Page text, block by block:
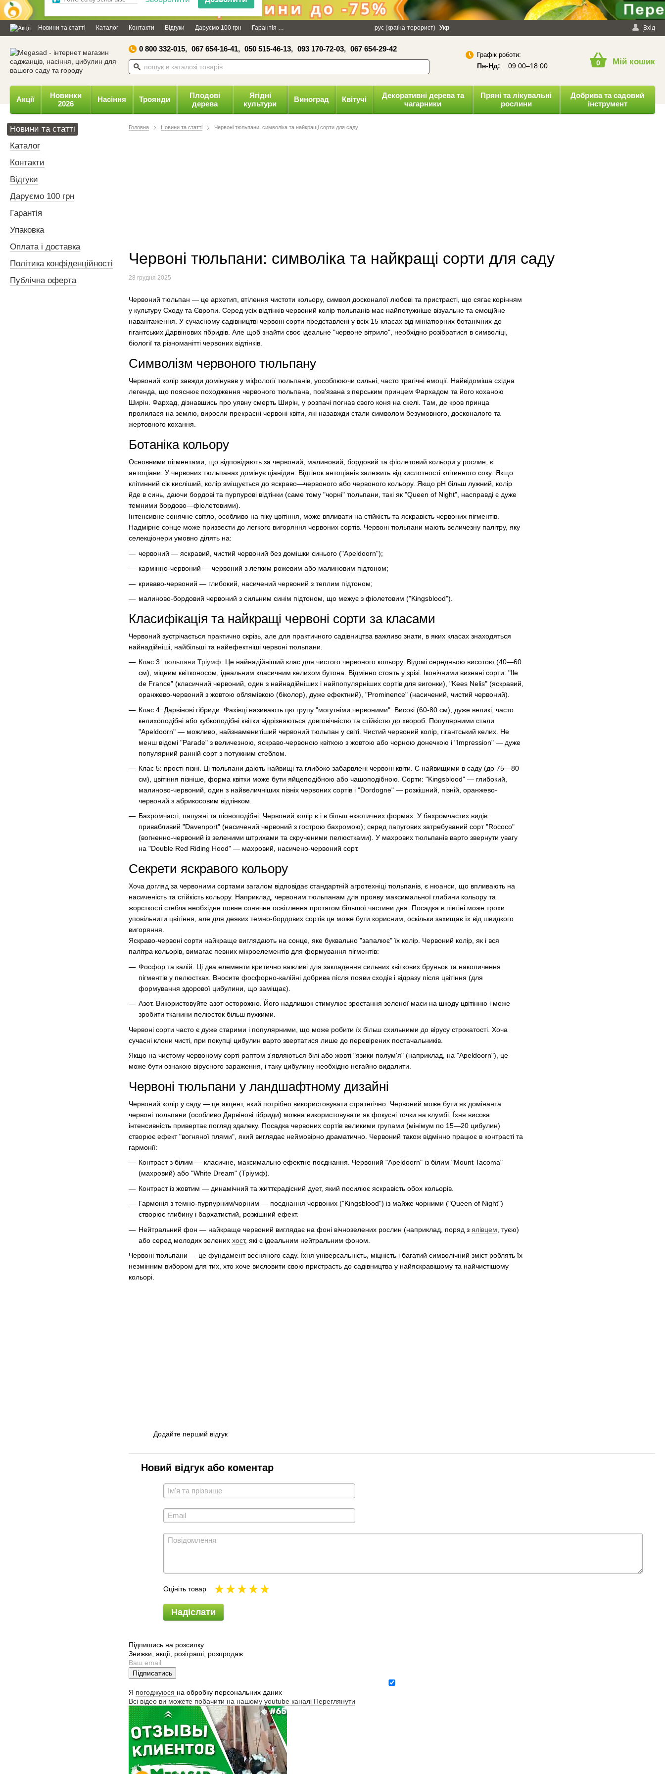
відправляти вам сповіщення на
робочий стіл.
Powered by SendPulse Заборонити Дозволити
×
Новини та статті Каталог Контакти Відгуки Даруємо 100 грн Гарантія Політика конфіденційності Вхід
рус (країна-терорист) Укр
0 800 332-015, 067 654-16-41, 050 515-46-13, 093 170-72-03, 067 654-29-42
Графік роботи:
Пн-Нд: 09:00–18:00 0 Мій кошик
Акції
Новинки
2026
Насіння Троянди
Плодові
дерева
Ягідні
культури
Виноград Квітучі
Декоративні дерева та
чагарники
Пряні та лікувальні
рослини
Добрива та садовий
інструмент
Головна Новини та статті Червоні тюльпани: символіка та найкращі сорти для саду
Червоні тюльпани: символіка та найкращі сорти для саду
28 грудня 2025
Червоний тюльпан — це архетип, втілення чистоти кольору, символ досконалої любові та пристрасті, що сягає корінням
у культуру Сходу та Європи. Серед усіх відтінків червоний колір тюльпанів має найпотужніше візуальне та емоційне
навантаження. У сучасному садівництві червоні сорти представлені у всіх 15 класах від мініатюрних ботанічних до
гігантських Дарвінових гібридів. Але щоб знайти своє ідеальне "червоне вітрило", необхідно розібратися в символіці,
біології та різноманітті червоних відтінків.
Символізм червоного тюльпану
Червоний колір завжди домінував у міфології тюльпанів, уособлюючи сильні, часто трагічні емоції. Найвідоміша східна
легенда, що пояснює походження червоного тюльпана, пов'язана з перським принцем Фархадом та його коханою
Ширін. Фархад, дізнавшись про уявну смерть Ширін, у розпачі погнав свого коня на скелі. Там, де кров принца
пролилася на землю, виросли прекрасні червоні квіти, які назавжди стали символом безумовного, досконалого та
жертовного кохання.
Ботаніка кольору
Основними пігментами, що відповідають за червоний, малиновий, бордовий та фіолетовий кольори у рослин, є
антоціани. У червоних тюльпанах домінує ціанідин. Відтінок антоціанів залежить від кислотності клітинного соку. Якщо
клітинний сік кисліший, колір зміщується до яскраво—червоного або червоного кольору. Якщо pH більш лужний, колір
йде в синь, даючи бордові та пурпурові відтінки (саме тому "чорні" тюльпани, такі як "Queen of Night", насправді є дуже
темними бордово—фіолетовими).
Інтенсивне сонячне світло, особливо на піку цвітіння, може впливати на стійкість та яскравість червоних пігментів.
Надмірне сонце може призвести до легкого вигоряння червоних сортів. Червоні тюльпани мають величезну палітру, яку
селекціонери умовно ділять на:
червоний — яскравий, чистий червоний без домішки синього ("Apeldoorn");
кармінно-червоний — червоний з легким рожевим або малиновим підтоном;
криваво-червоний — глибокий, насичений червоний з теплим підтоном;
малиново-бордовий червоний з сильним синім підтоном, що межує з фіолетовим ("Kingsblood").
Класифікація та найкращі червоні сорти за класами
Червоний зустрічається практично скрізь, але для практичного садівництва важливо знати, в яких класах знаходяться
найнадійніші, найбільші та найефектніші червоні тюльпани.
Клас 3: тюльпани Тріумф. Це найнадійніший клас для чистого червоного кольору. Відомі середньою висотою (40—60
см), міцним квітконосом, ідеальним класичним келихом бутона. Відмінно стоять у зрізі. Іконічними визнані сорти: "Ile
de France" (класичний червоний, один з найнадійніших і найпопулярніших сортів для вигонки), "Kees Nelis" (яскравий,
оранжево-червоний з жовтою облямівкою (біколор), дуже ефектний), "Prominence" (насичений, чистий червоний).
Клас 4: Дарвінові гібриди. Фахівці називають цю групу "могутніми червоними". Високі (60-80 см), дуже великі, часто
келихоподібні або кубкоподібні квітки відрізняються довговічністю та стійкістю до хвороб. Популярними стали
"Apeldoorn" — можливо, найзнаменитіший червоний тюльпан у світі. Чистий червоний колір, гігантський келих. Не
менш відомі "Parade" з величезною, яскраво-червоною квіткою з жовтою або чорною донечкою і "Impression" — дуже
популярний ранній сорт з потужним стеблом.
Клас 5: прості пізні. Ці тюльпани дають найвищі та глибоко забарвлені червоні квіти. Є найвищими в саду (до 75—80
см), цвітіння пізніше, форма квітки може бути яйцеподібною або чашоподібною. Сорти: "Kingsblood" — глибокий,
малиново-червоний, один з найвеличніших пізніх червоних сортів і "Dordogne" — розкішний, пізній, оранжево-
червоний з абрикосовим відтінком.
Бахромчасті, папужні та піоноподібні. Червоний колір є і в більш екзотичних формах. У бахромчастих видів
привабливий "Davenport" (насичений червоний з гострою бахромою); серед папугових затребуваний сорт "Rococo"
(вогненно-червоний із зеленими штрихами та скрученими пелюстками). У махрових тюльпанів варто звернути увагу
на "Double Red Riding Hood" — махровий, насичено-червоний сорт.
Секрети яскравого кольору
Хоча догляд за червоними сортами загалом відповідає стандартній агротехніці тюльпанів, є нюанси, що впливають на
насиченість та стійкість кольору. Наприклад, червоним тюльпанам для прояву максимальної глибини кольору та
жорсткості стебла необхідне повне сонячне освітлення протягом більшої частини дня. Посадка в півтіні може трохи
уповільнити цвітіння, але для деяких темно-бордових сортів це може бути корисним, оскільки захищає їх від швидкого
вигоряння.
Яскраво-червоні сорти найкраще виглядають на сонце, яке буквально "запалює" їх колір. Червоний колір, як і вся
палітра кольорів, вимагає певних мікроелементів для формування пігментів:
Фосфор та калій. Ці два елементи критично важливі для закладення сильних квіткових бруньок та накопичення
пігментів у пелюстках. Вносите фосфорно-калійні добрива після появи сходів і відразу після цвітіння (для
формування здорової цибулини, що заміщає).
Азот. Використовуйте азот осторожно. Його надлишок стимулює зростання зеленої маси на шкоду цвітінню і може
зробити тканини пелюсток більш пухкими.
Червоні сорти часто є дуже старими і популярними, що може робити їх більш схильними до вірусу строкатості. Хоча
сучасні клони чисті, при покупці цибулин варто звертатися лише до перевірених постачальників.
Якщо на чистому червоному сорті раптом з'являються білі або жовті "язики полум'я" (наприклад, на "Apeldoorn"), це
може бути ознакою вірусного зараження, і таку цибулину необхідно негайно видалити.
Червоні тюльпани у ландшафтному дизайні
Червоний колір у саду — це акцент, який потрібно використовувати стратегічно. Червоний може бути як домінанта:
червоні тюльпани (особливо Дарвінові гібриди) можна використовувати як фокусні точки на клумбі. Їхня висока
інтенсивність привертає погляд здалеку. Посадка червоних сортів великими групами (мінімум по 15—20 цибулин)
створює ефект "вогняної плями", який виглядає неймовірно драматично. Червоний також відмінно працює в контрасті та
гармонії:
Контраст з білим — класичне, максимально ефектне поєднання. Червоний "Apeldoorn" із білим "Mount Tacoma"
(махровий) або "White Dream" (Тріумф).
Контраст із жовтим — динамічний та життєрадісний дует, який посилює яскравість обох кольорів.
Гармонія з темно-пурпурним/чорним — поєднання червоних ("Kingsblood") із майже чорними ("Queen of Night")
створює глибину і бархатистий, розкішний ефект.
Нейтральний фон — найкраще червоний виглядає на фоні вічнозелених рослин (наприклад, поряд з ялівцем , туєю)
або серед молодих зелених хост, які є ідеальним нейтральним фоном.
Червоні тюльпани — це фундамент весняного саду. Їхня універсальність, міцність і багатий символічний зміст роблять їх
незмінним вибором для тих, хто хоче висловити свою пристрасть до садівництва у найяскравішому та найчистішому
кольорі.
Додайте перший відгук
Новий відгук або коментар
Оцініть товар
Надіслати
Підпишись на розсилку
Знижки, акції, розіграші, розпродаж
Підписатись
Я погоджуюся на обробку персональних даних
Всі відео ви можете побачити на нашому youtube каналі Переглянути
Новини та статті
Каталог
Контакти
Відгуки
Даруємо 100 грн
Гарантія
Упаковка
Оплата і доставка
Політика конфіденційності
Публічна оферта